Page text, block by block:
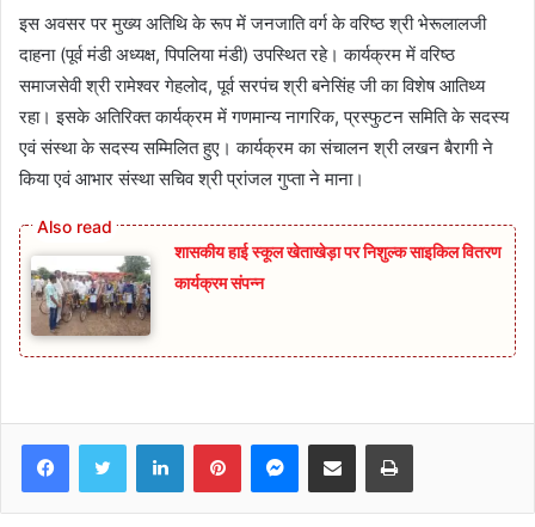
इस अवसर पर मुख्य अतिथि के रूप में जनजाति वर्ग के वरिष्ठ श्री भेरूलालजी
दाहना (पूर्व मंडी अध्यक्ष, पिपलिया मंडी) उपस्थित रहे। कार्यक्रम में वरिष्ठ
समाजसेवी श्री रामेश्वर गेहलोद, पूर्व सरपंच श्री बनेसिंह जी का विशेष आतिथ्य
रहा। इसके अतिरिक्त कार्यक्रम में गणमान्य नागरिक, प्रस्फुटन समिति के सदस्य
एवं संस्था के सदस्य सम्मिलित हुए। कार्यक्रम का संचालन श्री लखन बैरागी ने
किया एवं आभार संस्था सचिव श्री प्रांजल गुप्ता ने माना।
शासकीय हाई स्कूल खेताखेड़ा पर निशुल्क साइकिल वितरण
कार्यक्रम संपन्न
FacebookTwitter LinkedInPinterestMessenger
Share via Email Print